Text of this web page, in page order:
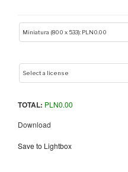
TOTAL: PLN0.00
Download
Save to Lightbox